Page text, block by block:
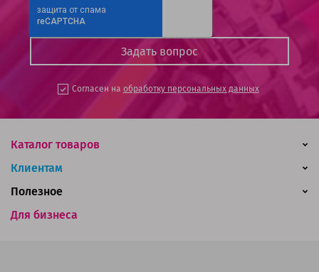
Согласен на обработку персональных данных
Каталог товаров
Клиентам
Для бизнеса
Полезное